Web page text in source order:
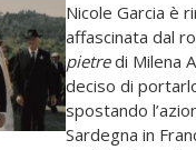
Nicole Garcia è
affascinata dal
pietredi Milena
deciso di
spostando
Sardegna in